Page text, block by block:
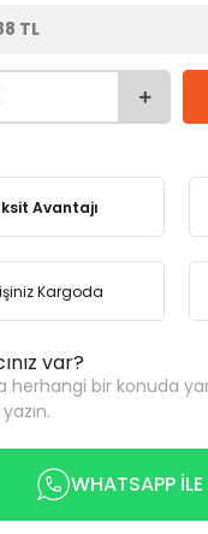
TL
Avantajı
Kargoda
var?
bir konuda
WHATSAPP